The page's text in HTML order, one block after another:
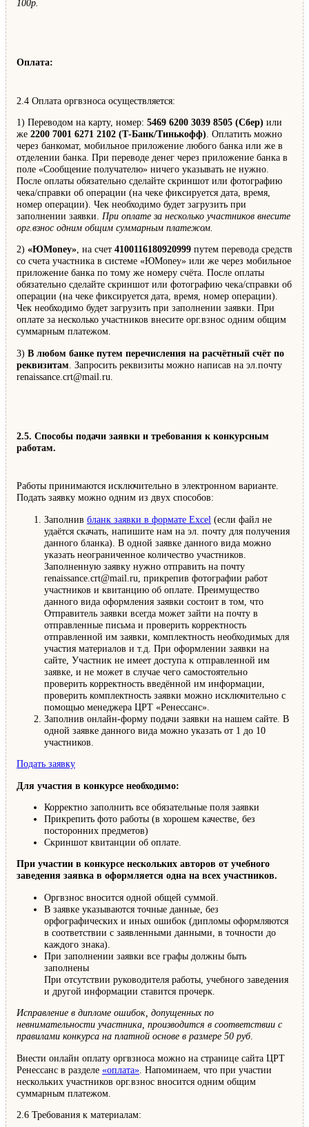
100р.
Оплата:
2.4 Оплата оргвзноса осуществляется:
1) Переводом на карту, номер: 5469 6200 3039 8505 (Сбер) или
же 2200 7001 6271 2102 (Т-Банк/Тинькофф) . Оплатить можно
через банкомат, мобильное приложение любого банка или же в
отделении банка. При переводе денег через приложение банка в
поле «Сообщение получателю» ничего указывать не нужно.
После оплаты обязательно сделайте скриншот или фотографию
чека/справки об операции (на чеке фиксируется дата, время,
номер операции). Чек необходимо будет загрузить при
заполнении заявки. При оплате за несколько участников внесите
орг.взнос одним общим суммарным платежом.
2) «ЮMoney», на счет 4100116180920999 путем перевода средств
со счета участника в системе «ЮMoney» или же через мобильное
приложение банка по тому же номеру счёта. После оплаты
обязательно сделайте скриншот или фотографию чека/справки об
операции (на чеке фиксируется дата, время, номер операции).
Чек необходимо будет загрузить при заполнении заявки. При
оплате за несколько участников внесите орг.взнос одним общим
суммарным платежом.
3) В любом банке путем перечисления на расчётный счёт по
реквизитам . Запросить реквизиты можно написав на эл.почту
renaissance.crt@mail.ru.
2.5. Способы подачи заявки и требования к конкурсным
работам.
Работы принимаются исключительно в электронном варианте.
Подать заявку можно одним из двух способов:
Заполнив бланк заявки в формате Excel (если файл не
удаётся скачать, напишите нам на эл. почту для получения
данного бланка). В одной заявке данного вида можно
указать неограниченное количество участников.
Заполненную заявку нужно отправить на почту
renaissance.crt@mail.ru, прикрепив фотографии работ
участников и квитанцию об оплате. Преимущество
данного вида оформления заявки состоит в том, что
Отправитель заявки всегда может зайти на почту в
отправленные письма и проверить корректность
отправленной им заявки, комплектность необходимых для
участия материалов и т.д. При оформлении заявки на
сайте, Участник не имеет доступа к отправленной им
заявке, и не может в случае чего самостоятельно
проверить корректность введённой им информации,
проверить комплектность заявки можно исключительно с
помощью менеджера ЦРТ «Ренессанс».
Заполнив онлайн-форму подачи заявки на нашем сайте. В
одной заявке данного вида можно указать от 1 до 10
участников.
Подать заявку
Для участия в конкурсе необходимо:
Корректно заполнить все обязательные поля заявки
Прикрепить фото работы (в хорошем качестве, без
посторонних предметов)
Скриншот квитанции об оплате.
При участии в конкурсе нескольких авторов от учебного
заведения заявка в оформляется одна на всех участников.
Оргвзнос вносится одной общей суммой.
В заявке указываются точные данные, без
орфографических и иных ошибок (дипломы оформляются
в соответствии с заявленными данными, в точности до
каждого знака).
При заполнении заявки все графы должны быть
заполнены
При отсутствии руководителя работы, учебного заведения
и другой информации ставится прочерк.
Исправление в дипломе ошибок, допущенных по
невнимательности участника, производится в соответствии с
правилами конкурса на платной основе в размере 50 руб.
Внести онлайн оплату оргвзноса можно на странице сайта ЦРТ
Ренессанс в разделе «оплата» . Напоминаем, что при участии
нескольких участников орг.взнос вносится одним общим
суммарным платежом.
2.6 Требования к материалам: